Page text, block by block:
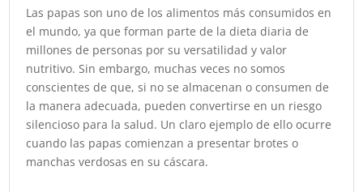
Las papas son uno de los alimentos más consumidos en
el mundo, ya que forman parte de la dieta diaria de
millones de personas por su versatilidad y valor
nutritivo. Sin embargo, muchas veces no somos
conscientes de que, si no se almacenan o consumen de
la manera adecuada, pueden convertirse en un riesgo
silencioso para la salud. Un claro ejemplo de ello ocurre
cuando las papas comienzan a presentar brotes o
manchas verdosas en su cáscara.